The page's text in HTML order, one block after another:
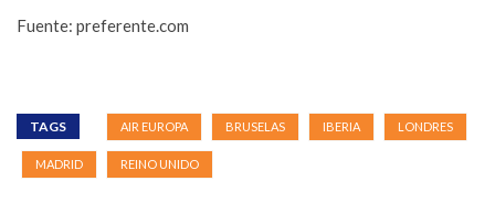
Fuente: preferente.com
TAGS AIR EUROPA BRUSELAS IBERIA LONDRES
MADRID REINO UNIDO